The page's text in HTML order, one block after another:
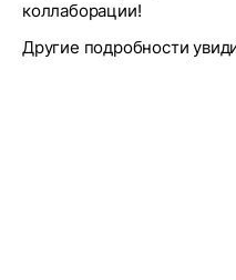
коллаборации!
Другие подробности